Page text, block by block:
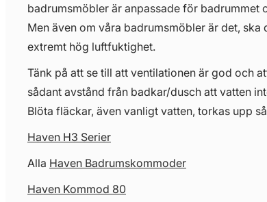
badrumsmöbler är anpassade för badrummet
Men även om våra badrumsmöbler är det,
extremt hög luftfuktighet.
Tänk på att se till att ventilationen är god och
sådant avstånd från badkar/dusch att vatten
Blöta fläckar, även vanligt vatten, torkas upp
Haven H3 Serier
Alla Haven Badrumskommoder
Haven Kommod 80